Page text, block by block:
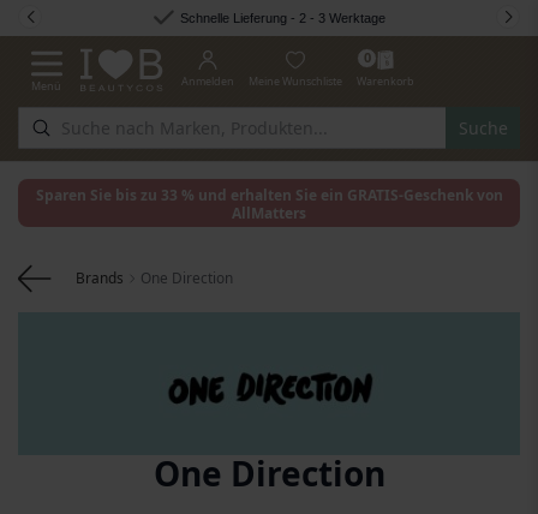
Zum Inhalt springen Schnelle Lieferung - 2 - 3 Werktage
Navigation umschalten
Menü
Suche
Anmelden Meine Wunschliste
0
Warenkorb
Sparen Sie bis zu 33 % und erhalten Sie ein GRATIS-Geschenk von
AllMatters
Brands One Direction
One Direction